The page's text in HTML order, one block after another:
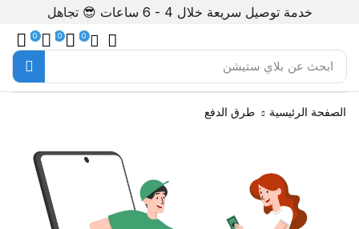
خدمة توصيل سريعة خلال 4 - 6 ساعات 😎 تجاهل
ابحث عن بلاي ستيشن
0
0
0
الصفحة الرئيسية طرق الدفع